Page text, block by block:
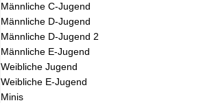
Männliche C-Jugend
Männliche D-Jugend
Männliche D-Jugend 2​
Männliche E-Jugend
Weibliche Jugend
Weibliche E-Jugend
Minis